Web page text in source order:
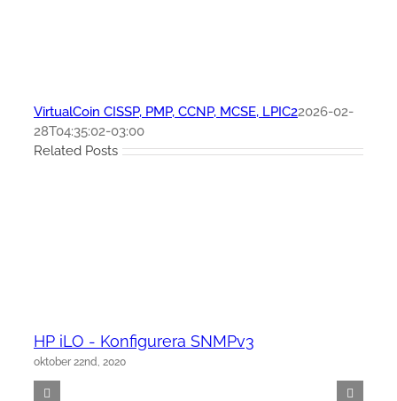
VirtualCoin CISSP, PMP, CCNP, MCSE, LPIC22026-02-
28T04:35:02-03:00
Related Posts
HP iLO - Konfigurera SNMPv3
oktober 22nd, 2020